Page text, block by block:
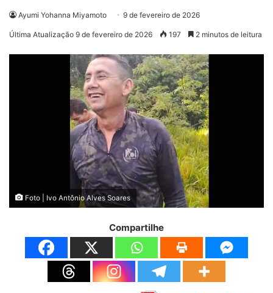
Ayumi Yohanna Miyamoto 9 de fevereiro de 2026
Última Atualização 9 de fevereiro de 2026 197 2 minutos de leitura
Foto | Ivo Antônio Alves Soares
Compartilhe